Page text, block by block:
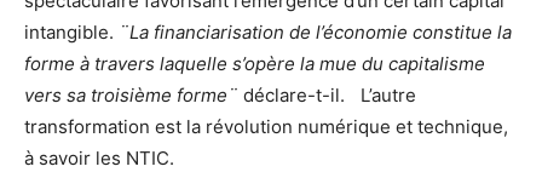
intangible. ¨La financiarisation de l’économie constitue la
forme à travers laquelle s’opère la mue du capitalisme
vers sa troisième forme¨ déclare-t-il. L’autre
transformation est la révolution numérique et technique,
à savoir les NTIC.